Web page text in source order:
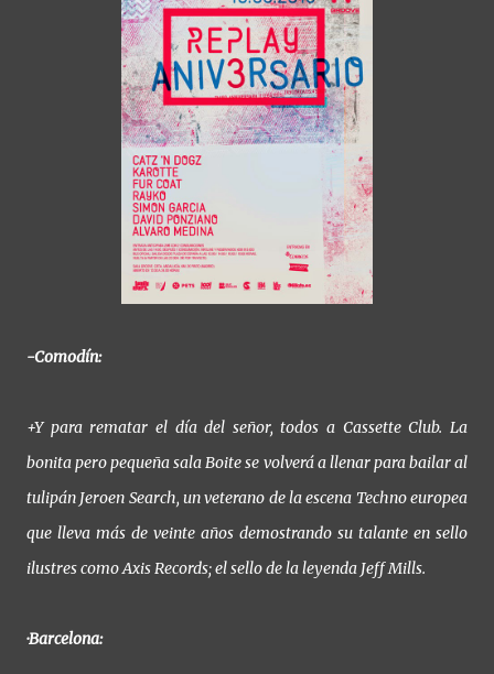
-Comodín:
+Y para rematar el día del señor, todos a Cassette Club. La
bonita pero pequeña sala Boite se volverá a llenar para bailar al
tulipán Jeroen Search, un veterano de la escena Techno europea
que lleva más de veinte años demostrando su talante en sello
ilustres como Axis Records; el sello de la leyenda Jeff Mills.
·Barcelona: